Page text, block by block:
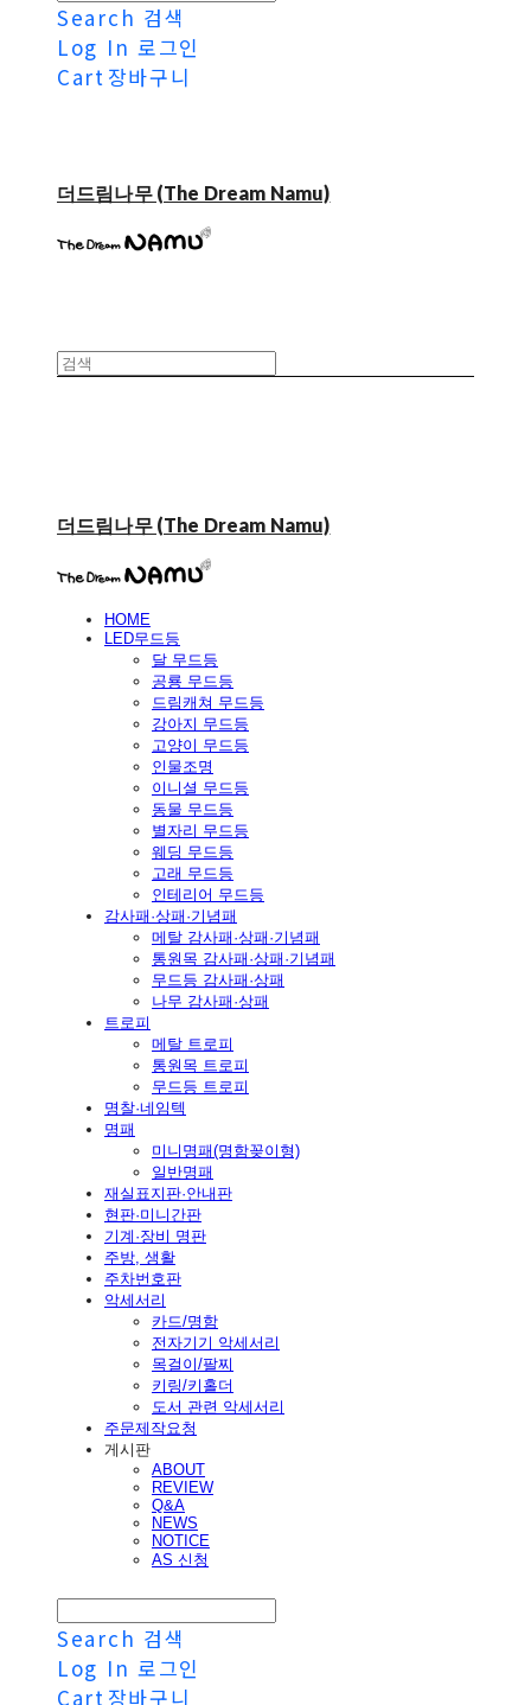
Search 검색
Log In 로그인
Cart 장바구니
더드림나무 (The Dream Namu)
더드림나무 (The Dream Namu)
HOME
LED무드등
달 무드등
공룡 무드등
드림캐쳐 무드등
강아지 무드등
고양이 무드등
인물조명
이니셜 무드등
동물 무드등
별자리 무드등
웨딩 무드등
고래 무드등
인테리어 무드등
감사패·상패·기념패
메탈 감사패·상패·기념패
통원목 감사패·상패·기념패
무드등 감사패·상패
나무 감사패·상패
트로피
메탈 트로피
통원목 트로피
무드등 트로피
명찰·네임텍
명패
미니명패(명함꽂이형)
일반명패
재실표지판·안내판
현판·미니간판
기계·장비 명판
주방, 생활
주차번호판
악세서리
카드/명함
전자기기 악세서리
목걸이/팔찌
키링/키홀더
도서 관련 악세서리
주문제작요청
게시판
ABOUT
REVIEW
Q&A
NEWS
NOTICE
AS 신청
Search 검색
Log In 로그인
Cart 장바구니